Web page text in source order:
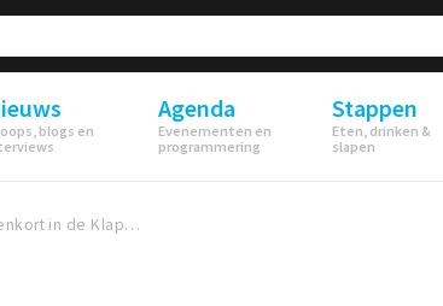
blogs en
Agenda
Evenementen en
programmering
Stappen
Eten, drinken &
slapen
Binnenkort in de Klappeijstraat: PITZ Pinchos borrel bar!